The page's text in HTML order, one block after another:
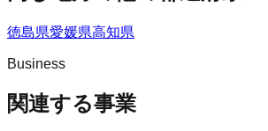
徳島県愛媛県高知県
Business
関連する事業